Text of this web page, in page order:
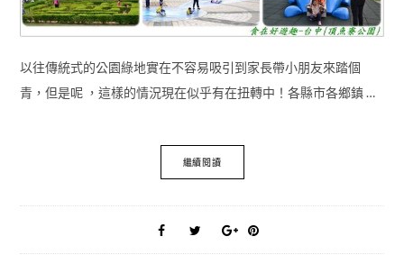
以往傳統式的公園綠地實在不容易吸引到家長帶小朋友來踏個
青，但是呢 ，這樣的情況現在似乎有在扭轉中！各縣市各鄉鎮 …
繼續閱讀